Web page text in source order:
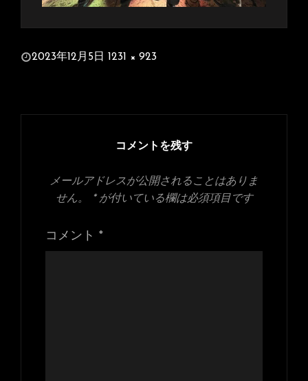
投2023年12月5日 1231 × 923
コメントを残す
メールアドレスが公開されることはありま
せん。
*が付いている欄は必須項目です
コメント *